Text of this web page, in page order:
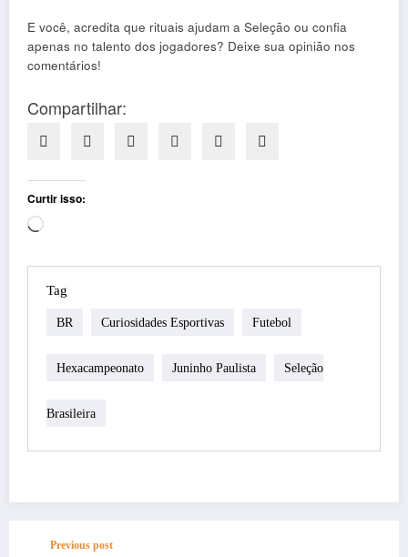
E você, acredita que rituais ajudam a Seleção ou confia
apenas no talento dos jogadores? Deixe sua opinião nos
comentários!
Compartilhar:
Curtir isso:
Carregando...
Tag
BR Curiosidades Esportivas Futebol
Hexacampeonato Juninho Paulista Seleção
Brasileira
Previous post